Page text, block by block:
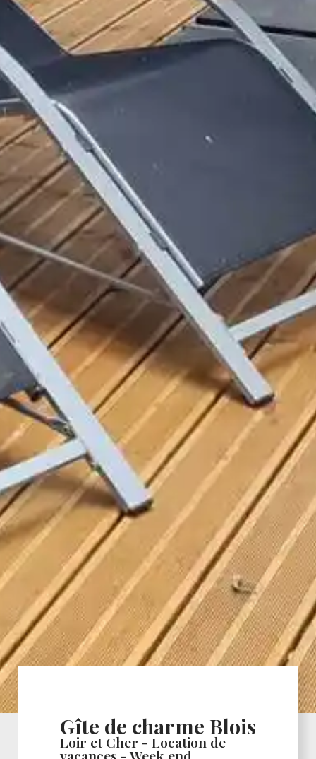
Gîte de charme Blois
Loir et Cher - Location de
vacances - Week end